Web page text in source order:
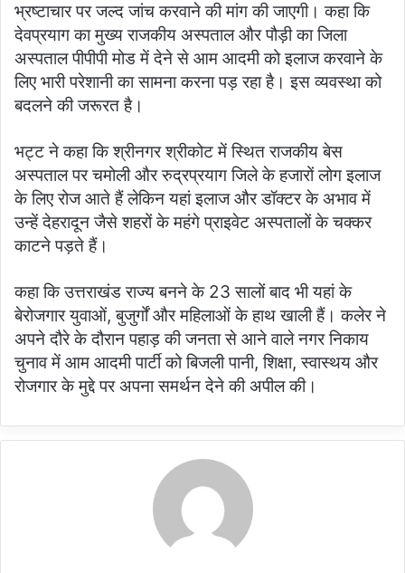
भ्रष्टाचार पर जल्द जांच करवाने की मांग की जाएगी। कहा कि
देवप्रयाग का मुख्य राजकीय अस्पताल और पौड़ी का जिला
अस्पताल पीपीपी मोड में देने से आम आदमी को इलाज करवाने के
लिए भारी परेशानी का सामना करना पड़ रहा है। इस व्यवस्था को
बदलने की जरूरत है।
भट्ट ने कहा कि श्रीनगर श्रीकोट में स्थित राजकीय बेस
अस्पताल पर चमोली और रुद्रप्रयाग जिले के हजारों लोग इलाज
के लिए रोज आते हैं लेकिन यहां इलाज और डॉक्टर के अभाव में
उन्हें देहरादून जैसे शहरों के महंगे प्राइवेट अस्पतालों के चक्कर
काटने पड़ते हैं।
कहा कि उत्तराखंड राज्य बनने के 23 सालों बाद भी यहां के
बेरोजगार युवाओं, बुजुर्गों और महिलाओं के हाथ खाली हैं। कलेर ने
अपने दौरे के दौरान पहाड़ की जनता से आने वाले नगर निकाय
चुनाव में आम आदमी पार्टी को बिजली पानी, शिक्षा, स्वास्थय और
रोजगार के मुद्दे पर अपना समर्थन देने की अपील की।